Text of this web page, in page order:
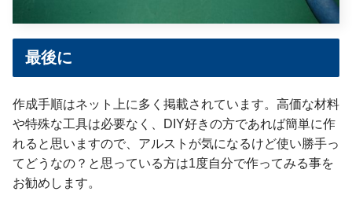
最後に
作成手順はネット上に多く掲載されています。高価な材料
や特殊な工具は必要なく、DIY好きの方であれば簡単に作
れると思いますので、アルストが気になるけど使い勝手っ
てどうなの？と思っている方は1度自分で作ってみる事を
お勧めします。